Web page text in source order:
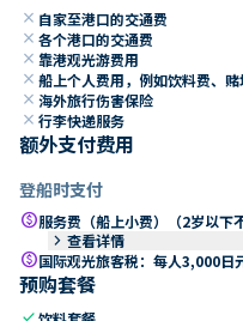
close 自家至港口的交通费
close 各个港口的交通费
close 靠港观光游费用
close 船上个人费用，例如饮料费、
close 海外旅行伤害保险
close 行李快递服务
额外支付费用
登船时支付
paid服务费（船上小费）（2岁以下
keyboard_arrow_right 查看详情
paid国际观光旅客税：每人3,000
预购套餐